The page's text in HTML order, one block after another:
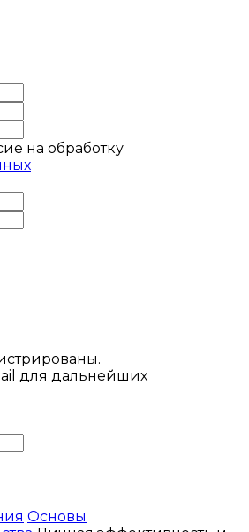
на обработку
для дальнейших
Основы